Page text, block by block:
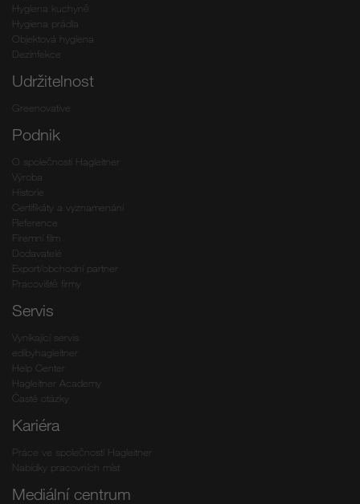
Hygiena kuchyně
Hygiena prádla
Objektová hygiena
Dezinfekce
Udržitelnost
Greenovative
Podnik
O společnosti Hagleitner
Výroba
Historie
Certifikáty a vyznamenání
Reference
Firemní film
Dodavatelé
Export/obchodní partner
Pracoviště firmy
Servis
Vynikající servis
edibyhagleitner
Help Center
Hagleitner Academy
Časté otázky
Kariéra
Práce ve společnosti Hagleitner
Nabídky pracovních míst
Mediální centrum